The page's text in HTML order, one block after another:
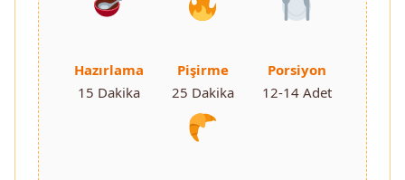
Hazırlama
15 Dakika
Pişirme
25 Dakika
Porsiyon
12-14 Adet